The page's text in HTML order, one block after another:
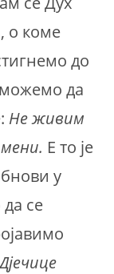
о коме
до
можемо да
Не живим
Е то је
у
се
Дјечице